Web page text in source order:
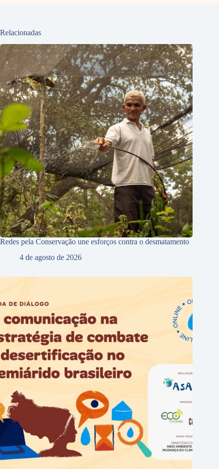
Relacionadas
Redes pela Conservação une esforços contra o desmatamento
4 de agosto de 2026